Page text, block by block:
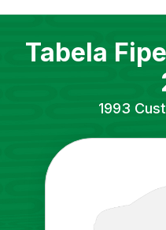
Tabela Fipe
1993